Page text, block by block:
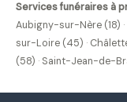
Services funéraires à
Aubigny-sur-Nère (18) ·
sur-Loire (45) ·
(58) · Saint-Jean-de-